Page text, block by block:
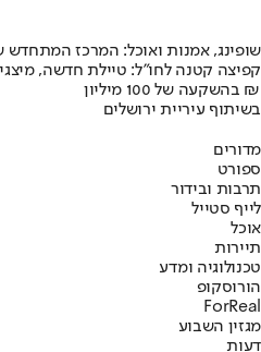
שופינג, אמנות ואוכל: המרכז המתחדש
קפיצה קטנה לחו"ל: טיילת חדשה,
בהשקעה של 100 מיליון ₪
בשיתוף עיריית ירושלים
מדורים
ספורט
תרבות ובידור
לייף סטייל
אוכל
תיירות
טכנולוגיה ומדע
הורוסקופ
ForReal
מגזין השבוע
דעות